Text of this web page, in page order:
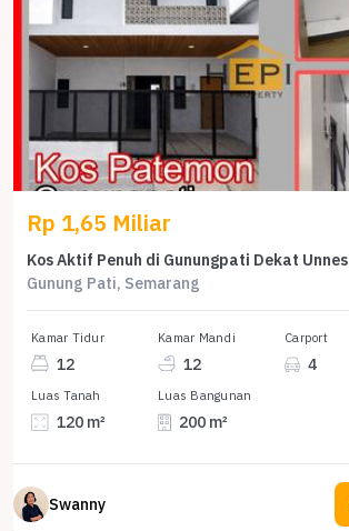
Rp 1,65 Miliar
Kos Aktif Penuh di Gunungpati Dekat Unnes
Gunung Pati, Semarang
Kamar Tidur
12
Kamar Mandi
12
Carport
4
Luas Tanah
120 m²
Luas Bangunan
200 m²
Swanny